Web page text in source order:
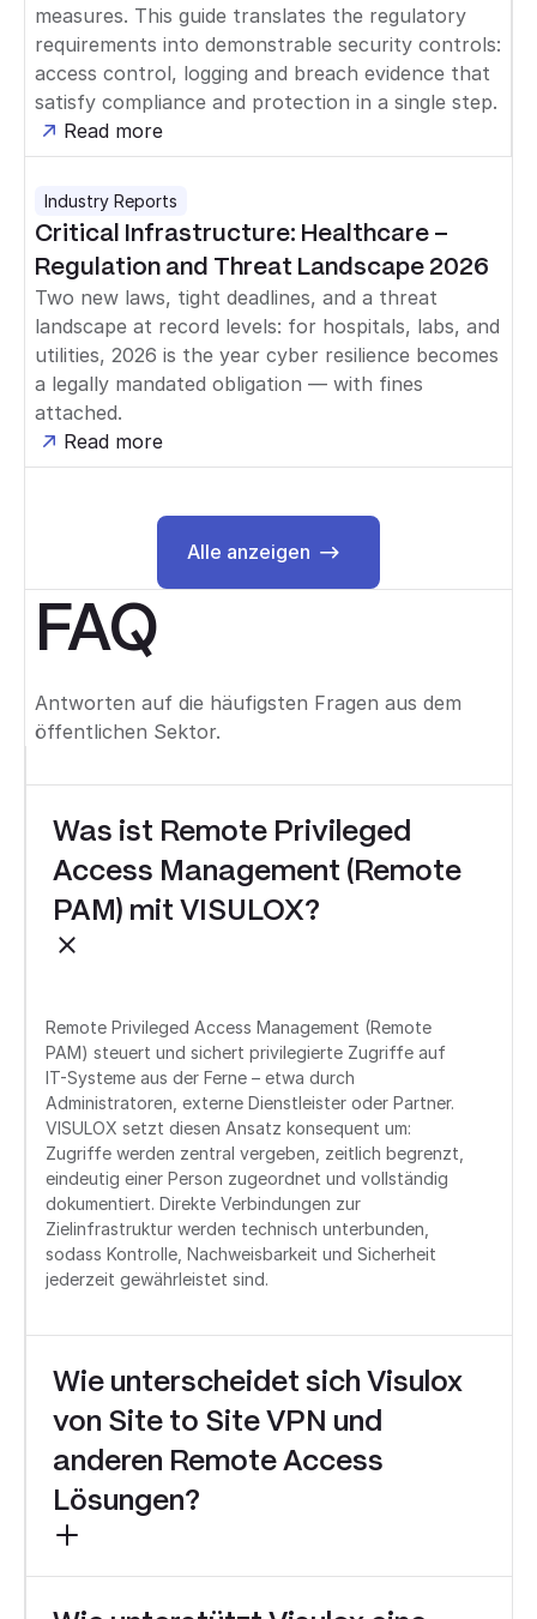
measures. This guide translates the regulatory
requirements into demonstrable security controls:
access control, logging and breach evidence that
satisfy compliance and protection in a single step.
Read more
Industry Reports
Critical Infrastructure: Healthcare –
Regulation and Threat Landscape 2026
Two new laws, tight deadlines, and a threat
landscape at record levels: for hospitals, labs, and
utilities, 2026 is the year cyber resilience becomes
a legally mandated obligation — with fines
attached.
Read more
Alle anzeigen
Alle anzeigen
FAQ
Antworten auf die häufigsten Fragen aus dem
öffentlichen Sektor.
Was ist Remote Privileged
Access Management (Remote
PAM) mit VISULOX?
Remote Privileged Access Management (Remote
PAM) steuert und sichert privilegierte Zugriffe auf
IT-Systeme aus der Ferne – etwa durch
Administratoren, externe Dienstleister oder Partner.
VISULOX setzt diesen Ansatz konsequent um:
Zugriffe werden zentral vergeben, zeitlich begrenzt,
eindeutig einer Person zugeordnet und vollständig
dokumentiert. Direkte Verbindungen zur
Zielinfrastruktur werden technisch unterbunden,
sodass Kontrolle, Nachweisbarkeit und Sicherheit
jederzeit gewährleistet sind.
Wie unterscheidet sich Visulox
von Site to Site VPN und
anderen Remote Access
Lösungen?